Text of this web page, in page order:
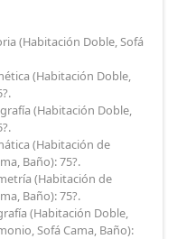
(Habitación Doble, Sofá
(Habitación Doble,
(Habitación Doble,
(Habitación de
Baño): 75?.
(Habitación de
Baño): 75?.
(Habitación Doble,
Sofá Cama, Baño):